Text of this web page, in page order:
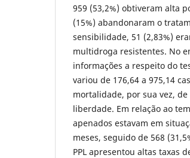
959 (53,2%) obtiveram alta
(15%) abandonaram o
sensibilidade, 51 (2,83%)
multidroga resistentes. No
informações a respeito do
variou de 176,64 a 975,14
mortalidade, por sua vez,
liberdade. Em relação ao
apenados estavam em
meses, seguido de 568
PPL apresentou altas taxas